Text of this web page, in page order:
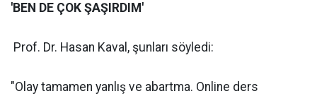
'BEN DE ÇOK ŞAŞIRDIM'
Prof. Dr. Hasan Kaval, şunları söyledi:
"Olay tamamen yanlış ve abartma. Online ders